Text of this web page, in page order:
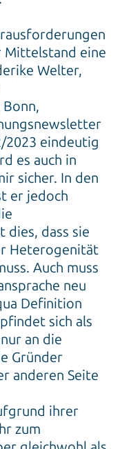
eine
Welter,
eindeutig
es auch in
sicher. In den
er jedoch
dass sie
Heterogenität
Auch muss
neu
Definition
sich als
an die
Gründer
anderen Seite
ihrer
zum
gleichwohl als